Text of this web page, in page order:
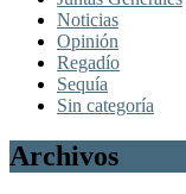
Noticias
Opinión
Regadío
Sequía
Sin categoría
Archivos